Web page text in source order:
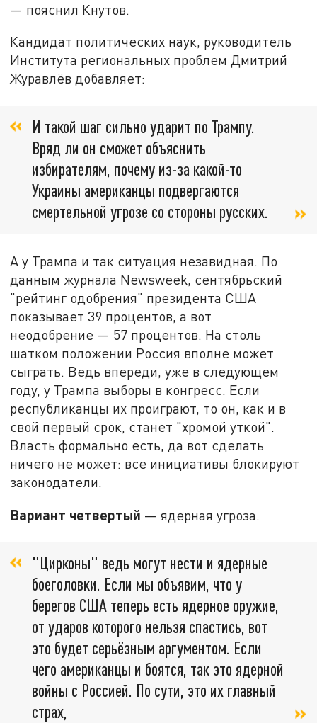
— пояснил Кнутов.
Кандидат политических наук, руководитель
Института региональных проблем Дмитрий
Журавлёв добавляет:
И такой шаг сильно ударит по Трампу.
Вряд ли он сможет объяснить
избирателям, почему из-за какой-то
Украины американцы подвергаются
смертельной угрозе со стороны русских.
А у Трампа и так ситуация незавидная. По
данным журнала Newsweek, сентябрьский
"рейтинг одобрения" президента США
показывает 39 процентов, а вот
неодобрение — 57 процентов. На столь
шатком положении Россия вполне может
сыграть. Ведь впереди, уже в следующем
году, у Трампа выборы в конгресс. Если
республиканцы их проиграют, то он, как и в
свой первый срок, станет "хромой уткой".
Власть формально есть, да вот сделать
ничего не может: все инициативы блокируют
законодатели.
Вариант четвертый — ядерная угроза.
"Цирконы" ведь могут нести и ядерные
боеголовки. Если мы объявим, что у
берегов США теперь есть ядерное оружие,
от ударов которого нельзя спастись, вот
это будет серьёзным аргументом. Если
чего американцы и боятся, так это ядерной
войны с Россией. По сути, это их главный
страх,